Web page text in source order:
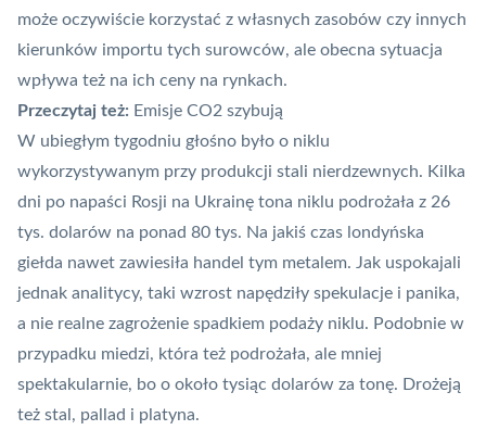
może oczywiście korzystać z własnych zasobów czy innych
kierunków importu tych surowców, ale obecna sytuacja
wpływa też na ich ceny na rynkach.
Przeczytaj też: Emisje CO2 szybują
W ubiegłym tygodniu głośno było o niklu
wykorzystywanym przy produkcji stali nierdzewnych. Kilka
dni po napaści Rosji na Ukrainę tona niklu podrożała z 26
tys. dolarów na ponad 80 tys. Na jakiś czas londyńska
giełda nawet zawiesiła handel tym metalem. Jak uspokajali
jednak analitycy, taki wzrost napędziły spekulacje i panika,
a nie realne zagrożenie spadkiem podaży niklu. Podobnie w
przypadku miedzi, która też podrożała, ale mniej
spektakularnie, bo o około tysiąc dolarów za tonę. Drożeją
też stal, pallad i platyna.